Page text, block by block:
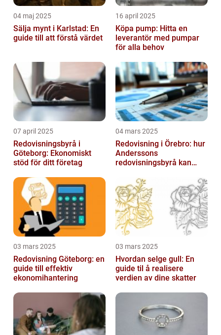
04 maj 2025
Sälja mynt i Karlstad: En
guide till att förstå värdet
16 april 2025
Köpa pump: Hitta en
leverantör med pumpar
för alla behov
07 april 2025
Redovisningsbyrå i
Göteborg: Ekonomiskt
stöd för ditt företag
04 mars 2025
Redovisning i Örebro: hur
Anderssons
redovisningsbyrå kan
03 mars 2025
Redovisning Göteborg: en
guide till effektiv
ekonomihantering
03 mars 2025
Hvordan selge gull: En
guide til å realisere
verdien av dine skatter